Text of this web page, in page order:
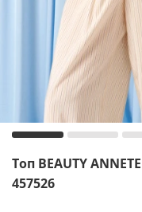
Топ BEAUTY
457526